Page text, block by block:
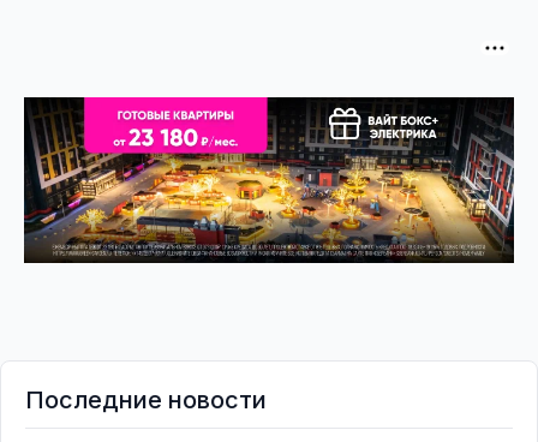
Последние новости